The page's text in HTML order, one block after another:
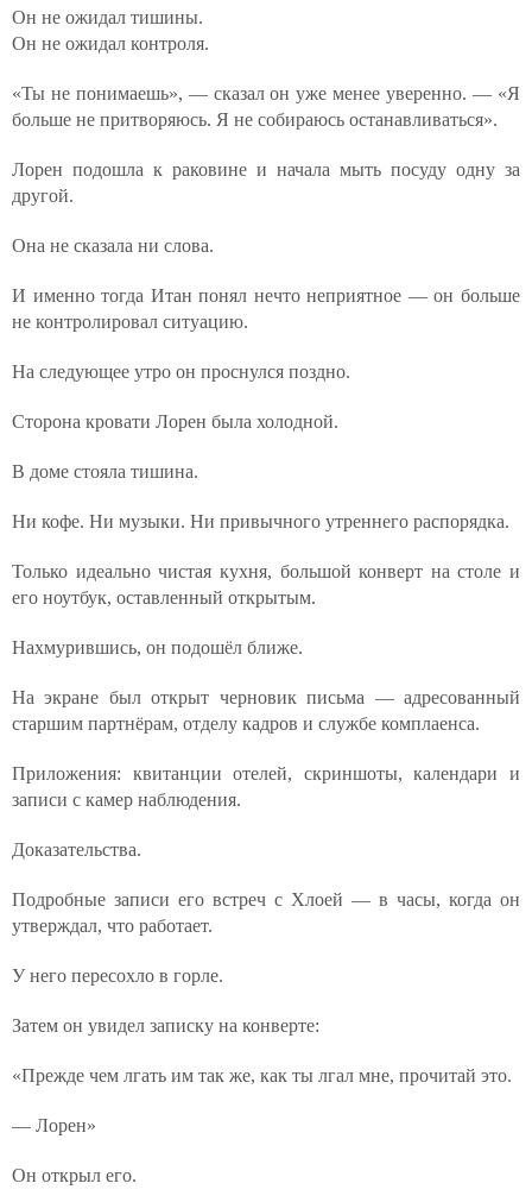
Он не ожидал тишины.
Он не ожидал контроля.
«Ты не понимаешь», — сказал он уже менее уверенно. — «Я
больше не притворяюсь. Я не собираюсь останавливаться».
Лорен подошла к раковине и начала мыть посуду одну за
другой.
Она не сказала ни слова.
И именно тогда Итан понял нечто неприятное — он больше
не контролировал ситуацию.
На следующее утро он проснулся поздно.
Сторона кровати Лорен была холодной.
В доме стояла тишина.
Ни кофе. Ни музыки. Ни привычного утреннего распорядка.
Только идеально чистая кухня, большой конверт на столе и
его ноутбук, оставленный открытым.
Нахмурившись, он подошёл ближе.
На экране был открыт черновик письма — адресованный
старшим партнёрам, отделу кадров и службе комплаенса.
Приложения: квитанции отелей, скриншоты, календари и
записи с камер наблюдения.
Доказательства.
Подробные записи его встреч с Хлоей — в часы, когда он
утверждал, что работает.
У него пересохло в горле.
Затем он увидел записку на конверте:
«Прежде чем лгать им так же, как ты лгал мне, прочитай это.
— Лорен»
Он открыл его.